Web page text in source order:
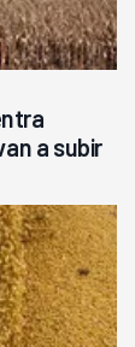
a subir